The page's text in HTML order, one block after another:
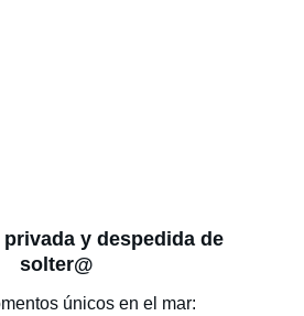
únicos en el mar:
y despedida de
solter@